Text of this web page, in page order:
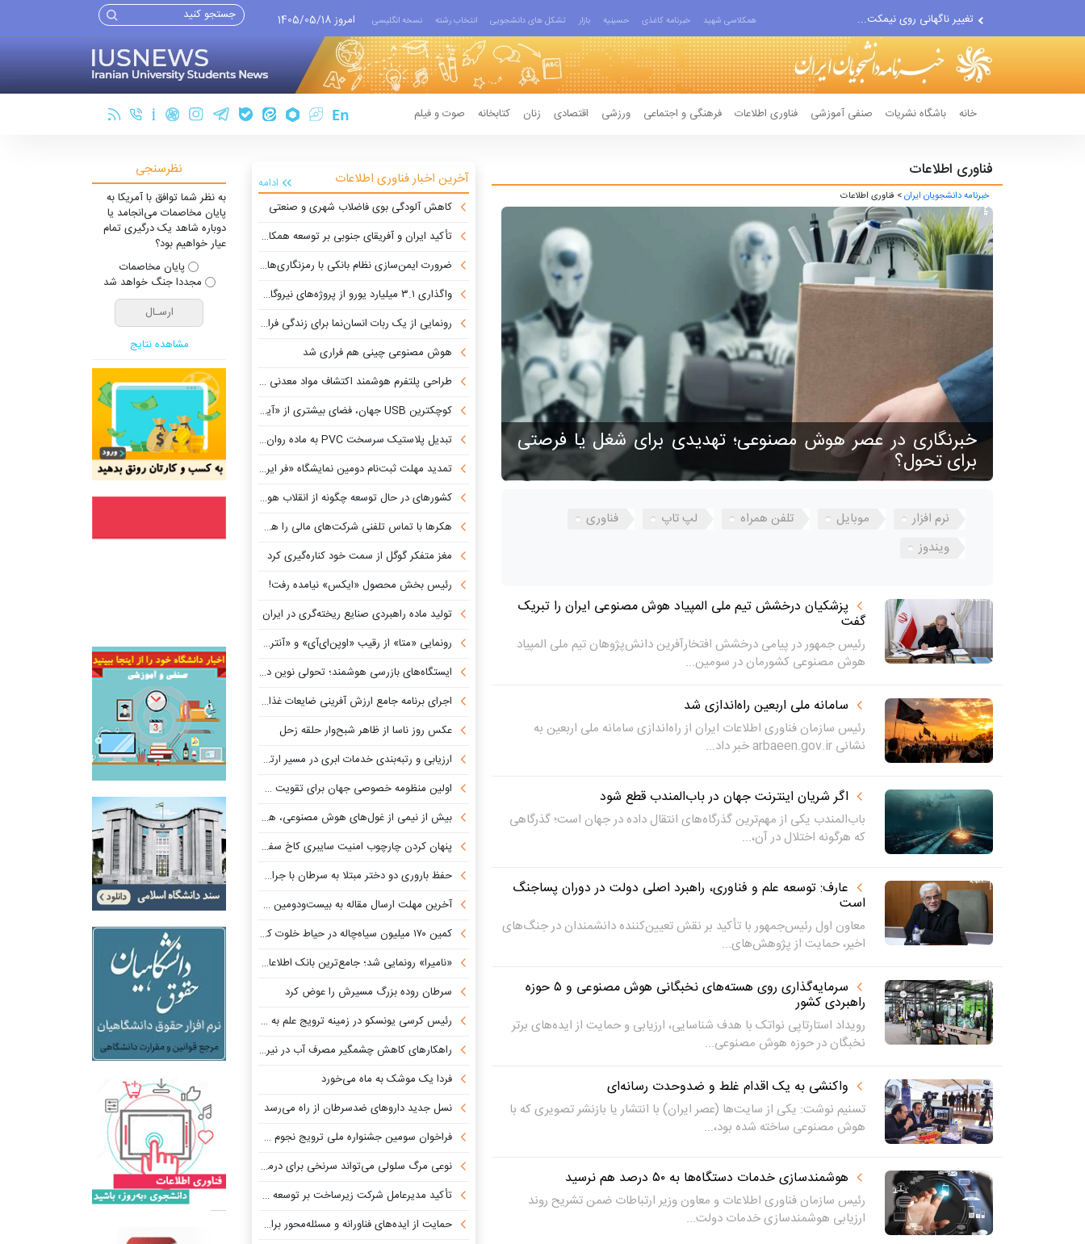
تغییر ناگهانی روی نیمکت...
آمریکا موارد نقض تفاهم‌نامه...
همکلاسی شهید خبرنامه کاغذی حسینیه بازار تشکل های دانشجویی انتخاب رشته نسخه انگلیسی امروز 1405/05/18
خانه باشگاه نشریات صنفی آموزشی فناوری اطلاعات فرهنگی و اجتماعی ورزشی اقتصادی زنان کتابخانه صوت و فیلم
فناوری اطلاعات
خبرنامه دانشجویان ایران> فناوری اطلاعات
خبرنگاری در عصر هوش مصنوعی؛ تهدیدی برای شغل یا فرصتی
برای تحول؟
نرم افزار موبایل تلفن همراه لپ تاپ
فناوری
ویندوز
پزشکیان درخشش تیم ملی المپیاد هوش مصنوعی ایران را تبریک
گفت
رئیس جمهور در پیامی درخشش افتخارآفرین دانش‌پژوهان تیم ملی المپیاد
هوش مصنوعی کشورمان در سومین...
سامانه ملی اربعین راه‌اندازی شد
رئیس سازمان فناوری اطلاعات ایران از راه‌اندازی سامانه ملی اربعین به
نشانی arbaeen.gov.ir خبر داد...
اگر شریان اینترنت جهان در باب‌المندب قطع شود
باب‌المندب یکی از مهم‌ترین گذرگاه‌های انتقال داده در جهان است؛ گذرگاهی
که هرگونه اختلال در آن،...
عارف: توسعه علم و فناوری، راهبرد اصلی دولت در دوران پساجنگ
است
معاون اول رئیس‌جمهور با تأکید بر نقش تعیین‌کننده دانشمندان در جنگ‌های
اخیر، حمایت از پژوهش‌های...
سرمایه‌گذاری روی هسته‌های نخبگانی هوش مصنوعی و ۵ حوزه
راهبردی کشور
رویداد استارتاپی نواتک با هدف شناسایی، ارزیابی و حمایت از ایده‌های برتر
نخبگان در حوزه هوش مصنوعی...
واکنشی به یک اقدام غلط و ضدوحدت رسانه‌ای
تسنیم نوشت: یکی از سایت‌ها (عصر ایران) با انتشار یا بازنشر تصویری که با
هوش مصنوعی ساخته شده بود،...
هوشمندسازی خدمات دستگاه‌ها به ۵۰ درصد هم نرسید
رئیس سازمان فناوری اطلاعات و معاون وزیر ارتباطات ضمن تشریح روند
ارزیابی هوشمندسازی خدمات دولت...
آخرین اخبار فناوری اطلاعات
ادامه
کاهش آلودگی بوی فاضلاب شهری و صنعتی
تأکید ایران و آفریقای جنوبی بر توسعه همکاری‌های علمی در بریکس
ضرورت ایمن‌سازی نظام بانکی با رمزنگاری‌های پساکوانتومی
واگذاری ۳.۱ میلیارد یورو از پروژه‌های نیروگاهی به سازندگان داخلی
رونمایی از یک ربات انسان‌نما برای زندگی فراتر از کارخانه
هوش مصنوعی چینی هم فراری شد
طراحی پلتفرم هوشمند اکتشاف مواد معدنی مبتنی بر هوش مصنوعی
کوچکترین USB جهان، فضای بیشتری از «آیفون ۱۷» دارد!
تبدیل پلاستیک سرسخت PVC به ماده روان‌کننده ممکن شد
تمدید مهلت ثبت‌نام دومین نمایشگاه «فر ایران ۲» تا ۳۱ مرداد
کشورهای در حال توسعه چگونه از انقلاب هوش مصنوعی بهره می‌برند؟
هکرها با تماس تلفنی شرکت‌های مالی را هک کردند
مغز متفکر گوگل از سمت خود کناره‌گیری کرد
رئیس بخش محصول «ایکس» نیامده رفت!
تولید ماده راهبردی صنایع ریخته‌گری در ایران
رونمایی «متا» از رقیب «اوپن‌ای‌آی» و «آنتروپیک»
ایستگاه‌های بازرسی هوشمند؛ تحولی نوین در امنیت مرزها
اجرای برنامه جامع ارزش آفرینی ضایعات غذایی کلید خورد
عکس روز ناسا از ظاهر شبح‌وار حلقه زحل
ارزیابی و رتبه‌بندی خدمات ابری در مسیر ارتقای کیفیت خدمات دیجیتال
اولین منظومه خصوصی جهان برای تقویت GPS مجوز گرفت
بیش از نیمی از غول‌های هوش مصنوعی، هرگز مقاله علمی منتشر نکرده‌اند
پنهان کردن چارچوب امنیت سایبری کاخ سفید از عموم مردم!
حفظ باروری دو دختر مبتلا به سرطان با جراحی پیشرفته در پژوهشگاه رویان
آخرین مهلت ارسال مقاله به بیست‌ودومین کنفرانس ژئوفیزیک
کمین ۱۷۰ میلیون سیاه‌چاله در حیاط خلوت کهکشان راه شیری!
«نامیرا» رونمایی شد؛ جامع‌ترین بانک اطلاعاتی جهان برای نبرد با سرطان
سرطان روده بزرگ مسیرش را عوض کرد
رئیس کرسی یونسکو در زمینه ترویج علم به جمع متخصصان بین‌المللی یونسکو پیوست
راهکارهای کاهش چشمگیر مصرف آب در نیروگاه‌های حرارتی
فردا یک موشک به ماه می‌خورد
نسل جدید داروهای ضدسرطان از راه می‌رسد
فراخوان سومین جشنواره ملی ترویج نجوم «ادیب»/ رقابت علاقه‌مندان نجوم در دو بخش
نوعی مرگ سلولی می‌تواند سرنخی برای درمان اوتیسم باشد
تأکید مدیرعامل شرکت زیرساخت بر توسعه دستیار هوش مصنوعی اختصاصی
حمایت از ایده‌های فناورانه و مسئله‌محور برای حل مسائل اربعین
نظرسنجی
به نظر شما توافق با آمریکا به
پایان مخاصمات می‌انجامد یا
دوباره شاهد یک درگیری تمام
عیار خواهیم بود؟
پایان مخاصمات
مجددا جنگ خواهد شد
مشاهده نتایج